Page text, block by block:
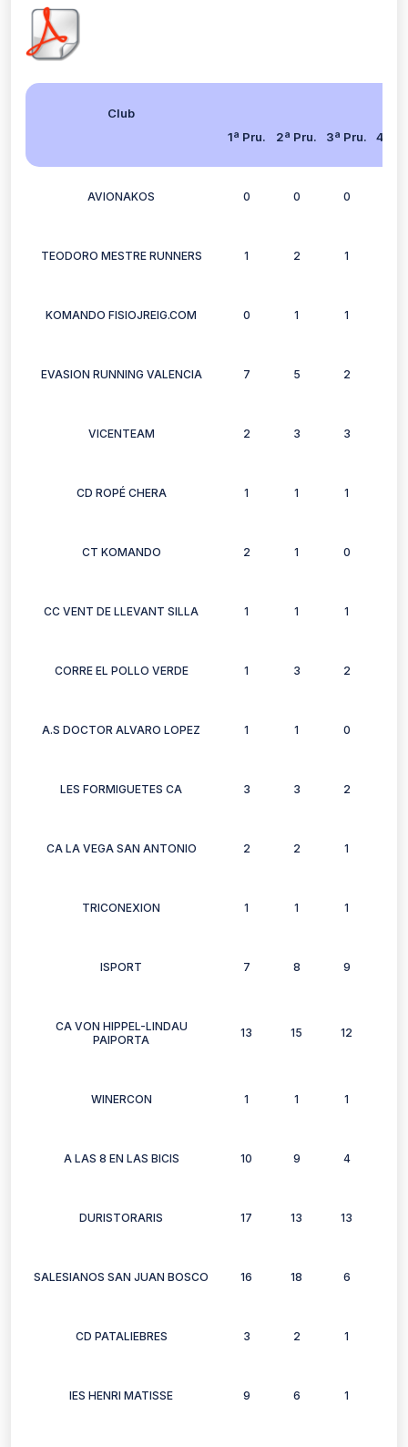
Club
1ª Pru.
2ª Pru. 3ª Pru. 4ª
AVIONAKOS 0 0 0
TEODORO MESTRE RUNNERS 1 2 1
KOMANDO FISIOJREIG.COM 0 1 1
EVASION RUNNING VALENCIA 7 5 2
VICENTEAM 2 3 3
CD ROPÉ CHERA 1 1 1
CT KOMANDO 2 1 0
CC VENT DE LLEVANT SILLA 1 1 1
CORRE EL POLLO VERDE 1 3 2
A.S DOCTOR ALVARO LOPEZ 1 1 0
LES FORMIGUETES CA 3 3 2
CA LA VEGA SAN ANTONIO 2 2 1
TRICONEXION 1 1 1
ISPORT 7 8 9
CA VON HIPPEL-LINDAU
PAIPORTA
13 15 12
WINERCON 1 1 1
A LAS 8 EN LAS BICIS 10 9 4
DURISTORARIS 17 13 13
SALESIANOS SAN JUAN BOSCO 16 18 6
CD PATALIEBRES 3 2 1
IES HENRI MATISSE 9 6 1